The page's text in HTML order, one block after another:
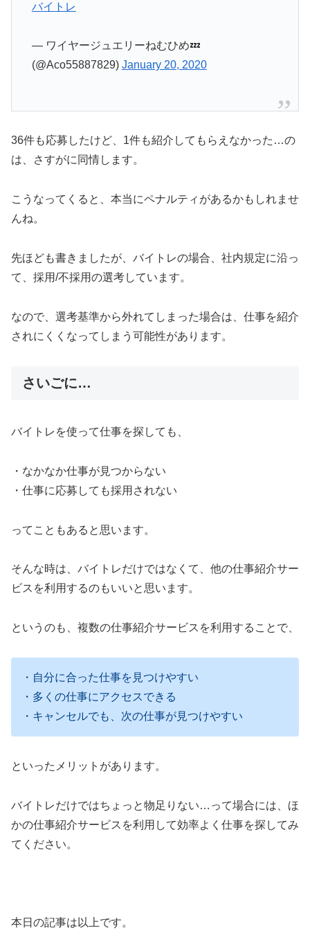
— ワイヤージュエリーねむひめ💤
(@Aco55887829) January 20, 2020
36件も応募したけど、1件も紹介してもらえなかった…の
は、さすがに同情します。
こうなってくると、本当にペナルティがあるかもしれませ
んね。
先ほども書きましたが、バイトレの場合、社内規定に沿っ
て、採用/不採用の選考しています。
なので、選考基準から外れてしまった場合は、仕事を紹介
されにくくなってしまう可能性があります。
さいごに…
バイトレを使って仕事を探しても、
・なかなか仕事が見つからない
・仕事に応募しても採用されない
ってこともあると思います。
そんな時は、バイトレだけではなくて、他の仕事紹介サー
ビスを利用するのもいいと思います。
というのも、複数の仕事紹介サービスを利用することで、
・自分に合った仕事を見つけやすい
・多くの仕事にアクセスできる
・キャンセルでも、次の仕事が見つけやすい
といったメリットがあります。
バイトレだけではちょっと物足りない…って場合には、ほ
かの仕事紹介サービスを利用して効率よく仕事を探してみ
てください。
本日の記事は以上です。